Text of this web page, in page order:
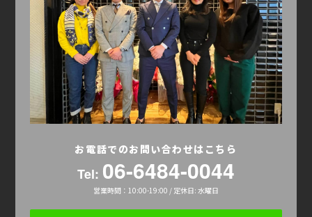
お電話でのお問い合わせはこちら
Tel: 06-6484-0044
営業時間：10:00-19:00 / 定休日: 水曜日